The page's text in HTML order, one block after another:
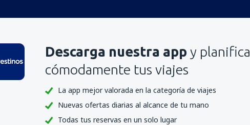
Descarga nuestra app y planifica
cómodamente tus viajes
La app mejor valorada en la categoría de viajes
Nuevas ofertas diarias al alcance de tu mano
Todas tus reservas en un solo lugar